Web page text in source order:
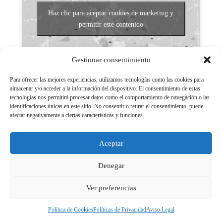
Gestionar consentimiento
Para ofrecer las mejores experiencias, utilizamos tecnologías como las cookies para
almacenar y/o acceder a la información del dispositivo. El consentimiento de estas
tecnologías nos permitirá procesar datos como el comportamiento de navegación o las
identificaciones únicas en este sitio. No consentir o retirar el consentimiento, puede
afectar negativamente a ciertas características y funciones.
Aceptar
Denegar
Ver preferencias
Política de CookiesPolíticas de PrivacidadAviso Legal
Haz clic para aceptar cookies de marketing y
permitir este contenido
Aviso legal
Políticas de Privacidad
Aviso Legal